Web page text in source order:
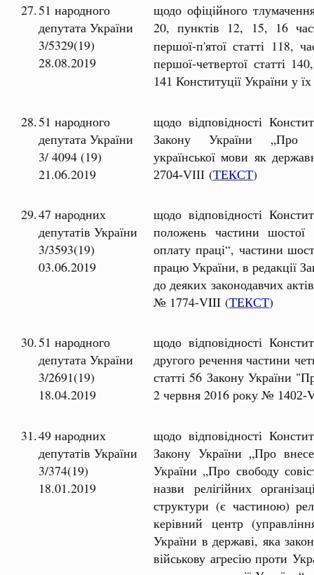
27.51 народного
депутата України
3/5329(19)
28.08.2019
щодо офіційного
20, пунктів 12, 15, 16
першої-п'ятої статті 118,
першої-четвертої статті
141 Конституції України у
28.51 народного
депутата України
3/ 4094 (19)
21.06.2019
щодо відповідності
Закону України „Про
української мови як
2704-VIII (ТЕКСТ)
29.47 народних
депутатів України
3/3593(19)
03.06.2019
щодо відповідності
положень частини
оплату праці“, частини
працю України, в редакції
до деяких законодавчих
№ 1774-VIII (ТЕКСТ)
30.51 народного
депутата України
3/2691(19)
18.04.2019
щодо відповідності
другого речення частини
статті 56 Закону України
2 червня 2016 року № 1402-
31.49 народних
депутатів України
3/374(19)
18.01.2019
щодо відповідності
Закону України „Про
України „Про свободу
назви релігійних
структури (є частиною)
керівний центр
України в державі, яка
військову агресію проти